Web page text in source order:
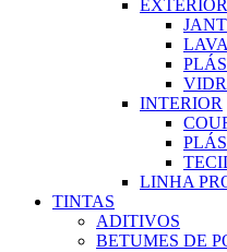
EXTERIOR
INTERIOR
LINHA
TINTAS
ADITIVOS
BETUMES DE